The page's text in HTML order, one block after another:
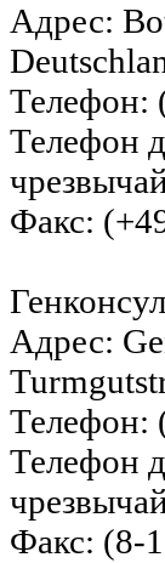
Адрес:
Телефон:
Телефон
Факс:
Адрес:
Телефон:
Телефон
Факс: (8-